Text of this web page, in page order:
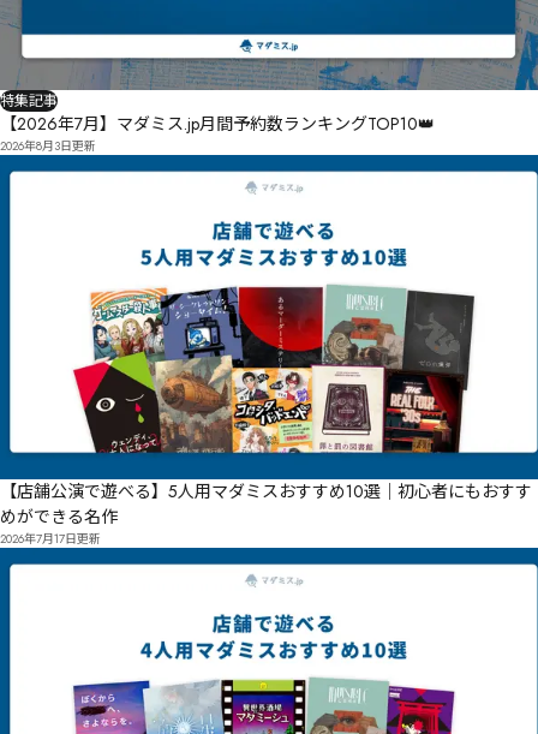
特集記事
【2026年7月】マダミス.jp月間予約数ランキングTOP10👑
2026年8月3日更新
【店舗公演で遊べる】5人用マダミスおすすめ10選｜初心者にもおすす
めができる名作
2026年7月17日更新